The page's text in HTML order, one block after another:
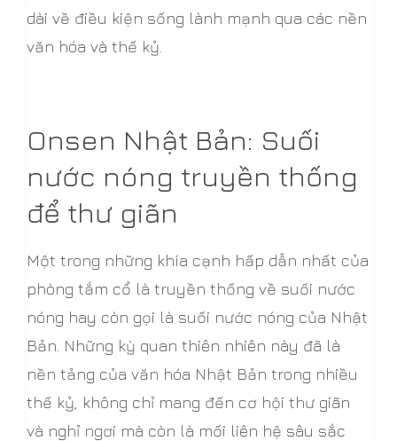
dài về điều kiện sống lành mạnh qua các nền
văn hóa và thế kỷ.
Onsen Nhật Bản: Suối
nước nóng truyền thống
để thư giãn
Một trong những khía cạnh hấp dẫn nhất của
phòng tắm cổ là truyền thống về suối nước
nóng hay còn gọi là suối nước nóng của Nhật
Bản. Những kỳ quan thiên nhiên này đã là
nền tảng của văn hóa Nhật Bản trong nhiều
thế kỷ, không chỉ mang đến cơ hội thư giãn
và nghỉ ngơi mà còn là mối liên hệ sâu sắc